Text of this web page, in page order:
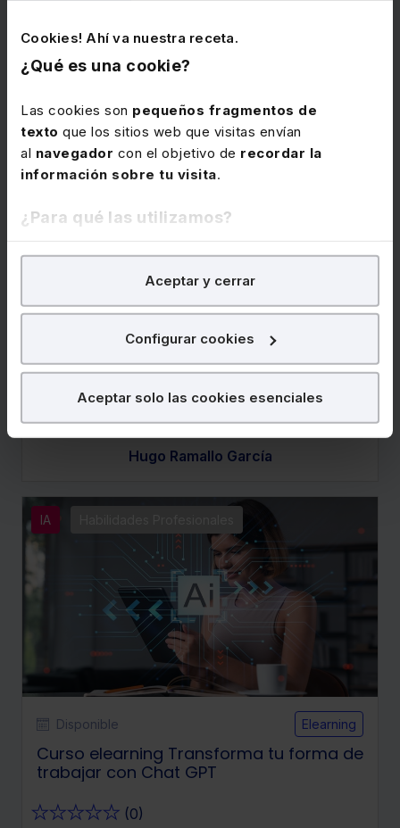
Cookies! Ahí va nuestra receta.
¿Qué es una cookie?
Las cookies son pequeños fragmentos de
texto que los sitios web que visitas envían
al navegador con el objetivo de recordar la
información sobre tu visita.
¿Para qué las utilizamos?
En Lefebvre utilizamos las cookies confines
para tratar demejorar tu experiencia
nuestra página web. También con fines publicitarios,
¿Qué puedes hacer?
Puedesaceptarlas cookies para que tu
experiencia en la web sea óptima
denegar todas las cookies excepto aquellas
imprescindibles.
configurar las cookies y
seleccionar solo aquellas que quieras permitir en tu
navegador. Si no seleccionas ninguna utilizaremos las
que sean indispensables para la navegación.
Saber más acerca de las cookies
Aceptar y cerrar
Configurar cookies
Aceptar solo las cookies esenciales
IA Habilidades Profesionales
despachos y PYMES (3 sesiones
webinar)
(0)
320€ + IVA 256€
Hugo Ramallo García
IA
Disponible Elearning
Curso elearning Transforma tu forma de
trabajar con Chat GPT
★★★★★ (0)